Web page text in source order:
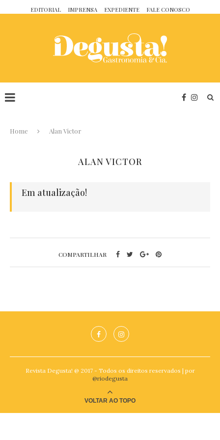
EDITORIAL IMPRENSA EXPEDIENTE FALE CONOSCO
Home Alan Victor
ALAN VICTOR
Em atualização!
COMPARTILHAR
Revista Degusta! @ 2017 - Todos os direitos reservados | por
@riodegusta
VOLTAR AO TOPO